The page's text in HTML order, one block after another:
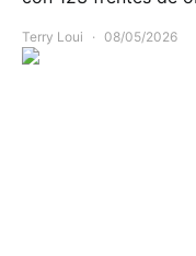
Terry Loui 08/05/2026